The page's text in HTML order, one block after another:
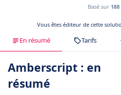
Basé sur
Vous êtes éditeur de cette
En résumé Tarifs
Amberscript : en
résumé